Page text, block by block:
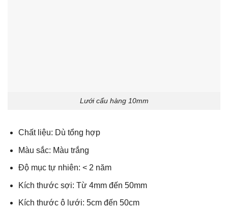
Lưới cẩu hàng 10mm
Chất liệu: Dù tổng hợp
Màu sắc: Màu trắng
Độ mục tự nhiên: < 2 năm
Kích thước sợi: Từ 4mm đến 50mm
Kích thước ô lưới: 5cm đến 50cm